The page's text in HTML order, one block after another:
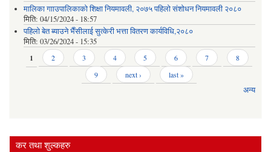
मालिका गााउपालिकाको शिक्षा नियमावली, २०७५ पहिलो संशोधन नियमावली २०८०
मिति: 04/15/2024 - 18:57
पहिलो बेत ब्याउने भैँसीलाई सुत्केरी भत्ता वितरण कार्यविधि,२०८०
मिति: 03/26/2024 - 15:35
Pages
1 2 3 4 5 6 7
8
9
next › last »
अन्य
कर तथा शुल्कहरु